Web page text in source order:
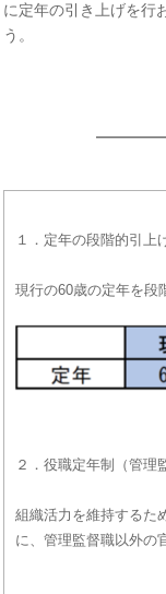
に定年の引き上げを行
う。
１．定年の段階的引上
現行の60歳の定年を段
２．役職定年制（管理
組織活力を維持するた
に、管理監督職以外の